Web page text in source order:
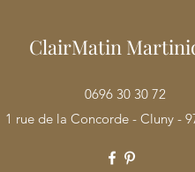
ClairMatin
0696 30 30 72
1 rue de la Concorde - Cluny -